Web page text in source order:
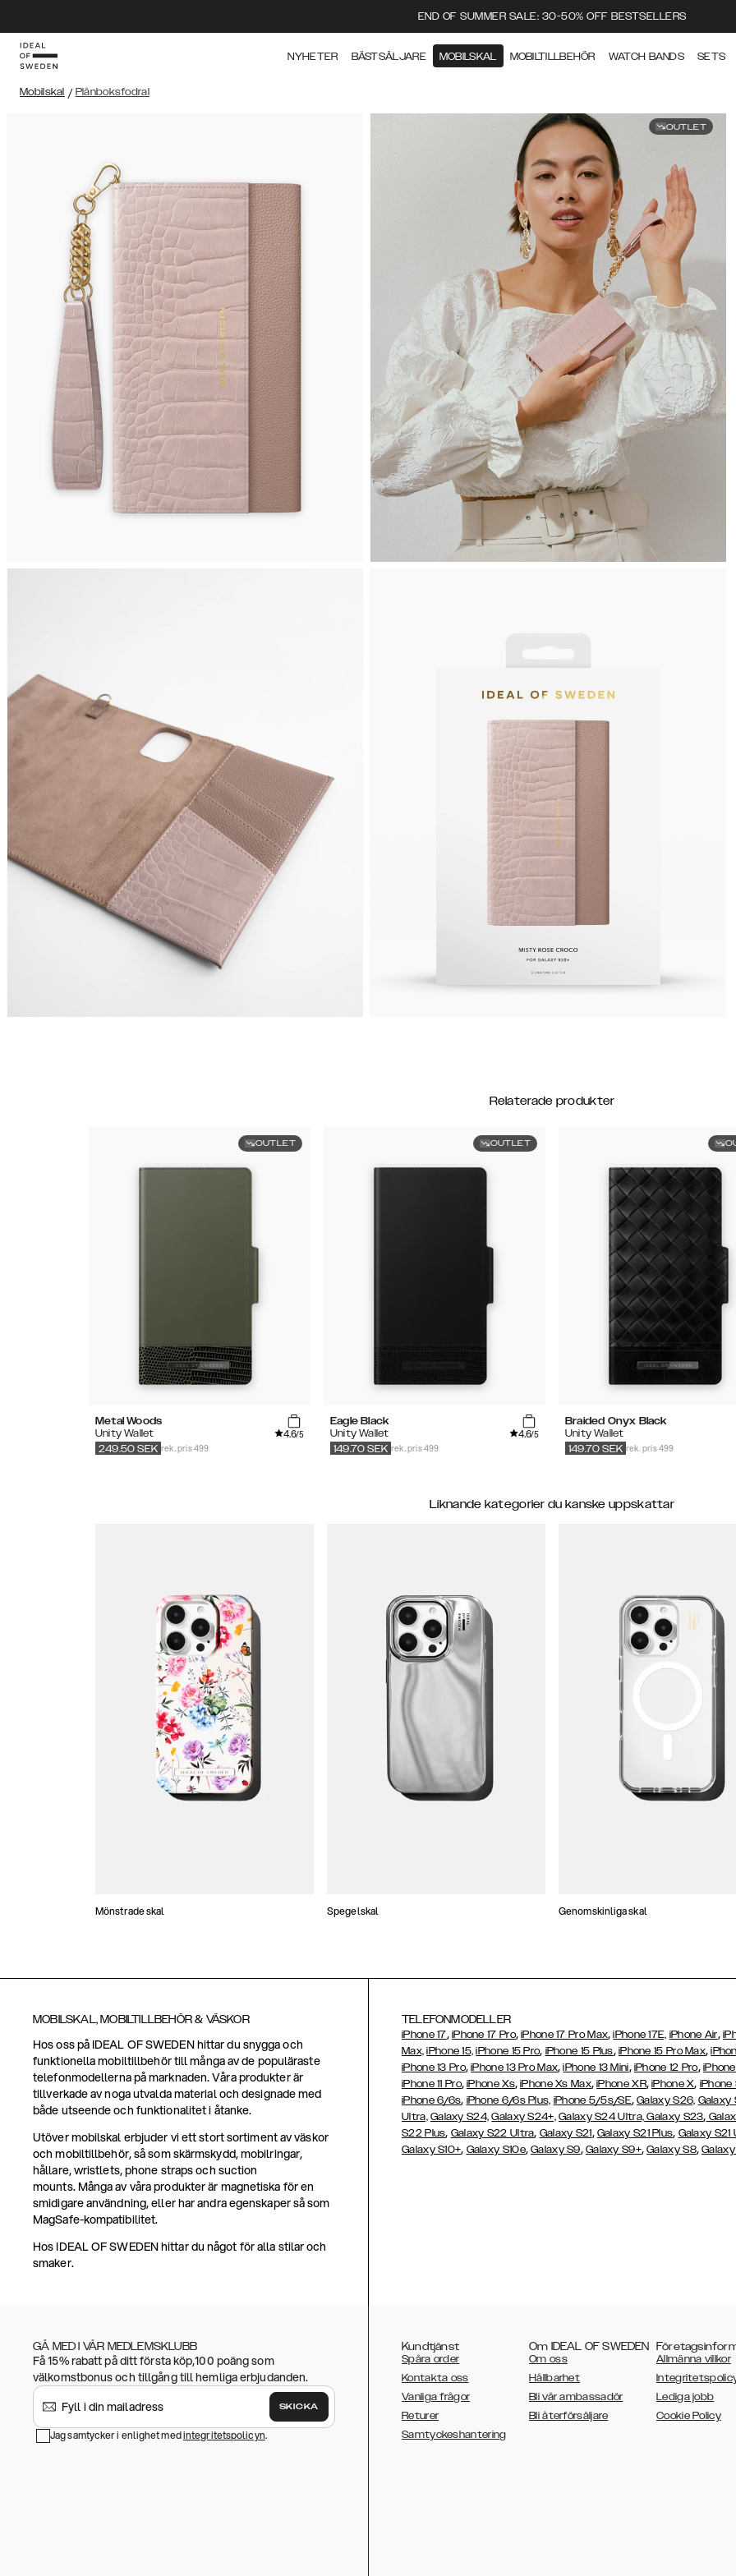
END OF SUMMER SALE: 30-50% OFF BESTSELLERS
NYHETER BÄSTSÄLJARE MOBILSKAL MOBILTILLBEHÖR WATCH BANDS SETS
Mobilskal / Plånboksfodral
OUTLET
Relaterade produkter
OUTLET
Metal Woods
Unity Wallet
4.6/5
rek. pris 499
249.50 SEK
OUTLET
Eagle Black
Unity Wallet
4.6/5
rek. pris 499
149.70 SEK
Braided Onyx Black
Unity Wallet
rek. pris 499
149.70 SEK
Liknande kategorier du kanske uppskattar
Mönstrade skal Spegelskal Genomskinliga skal
MOBILSKAL, MOBILTILLBEHÖR & VÄSKOR
Hos oss på IDEAL OF SWEDEN hittar du snygga och
funktionella mobiltillbehör till många av de populäraste
telefonmodellerna på marknaden. Våra produkter är
tillverkade av noga utvalda material och designade med
både utseende och funktionalitet i åtanke.
Utöver mobilskal erbjuder vi ett stort sortiment av väskor
och mobiltillbehör, så som skärmskydd, mobilringar,
hållare, wristlets, phone straps och suction
mounts. Många av våra produkter är magnetiska för en
smidigare användning, eller har andra egenskaper så som
MagSafe-kompatibilitet.
Hos IDEAL OF SWEDEN hittar du något för alla stilar och
smaker.
TELEFONMODELLER
iPhone 17, iPhone 17 Pro,iPhone 17 Pro Max,iPhone 17E, iPhone Air,
Max, iPhone 15, iPhone 15 Pro, iPhone 15 Plus, iPhone 15 Pro Max,
iPhone 13 Pro,iPhone 13 Pro Max,iPhone 13 Mini, iPhone 12 Pro, iPhone
iPhone 11 Pro,iPhone Xs,iPhone Xs Max,iPhone XR,iPhone X,
iPhone 6/6s, iPhone 6/6s Plus, iPhone 5/5s/SE,Galaxy S26, Galaxy
Ultra, Galaxy S24, Galaxy S24+, Galaxy S24 Ultra, Galaxy S23,
S22 Plus, Galaxy S22 Ultra, Galaxy S21, Galaxy S21 Plus, Galaxy S21
Galaxy S10+, Galaxy S10e,Galaxy S9, Galaxy S9+,Galaxy S8,
GÅ MED I VÅR MEDLEMSKLUBB
Få 15% rabatt på ditt första köp,100 poäng som
välkomstbonus och tillgång till hemliga erbjudanden.
SKICKA
Jag samtycker i enlighet medintegritetspolicyn.
Kundtjänst
Spåra order
Kontakta oss
Vanliga frågor
Returer
Samtyckeshantering
Om IDEAL OF SWEDEN
Om oss
Hållbarhet
Bli vår ambassadör
Bli återförsäljare
Allmänna villkor
Lediga jobb
Cookie Policy
AUSTRALIA